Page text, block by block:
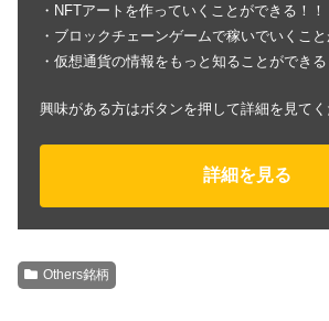
・NFTアートを作っていくことができる！！
・ブロックチェーンゲームで稼いでいくこと
・仮想通貨の情報をもっと知ることができる
興味がある方はボタンを押して詳細を見てく
詳細を見る
Others銘柄